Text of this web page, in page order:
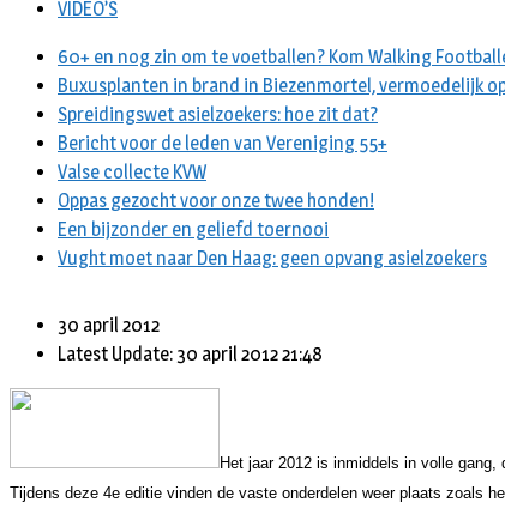
VIDEO’S
60+ en nog zin om te voetballen? Kom Walking
Buxusplanten in brand in Biezenmortel, vermoedelijk
Spreidingswet asielzoekers: hoe zit dat?
Bericht voor de leden van Vereniging 55+
Valse collecte KVW
Oppas gezocht voor onze twee honden!
Een bijzonder en geliefd toernooi
Vught moet naar Den Haag: geen opvang asielzoekers
30 april 2012
Latest Update: 30 april 2012 21:48
Het jaar 2012 is inmiddels in volle
Tijdens deze 4e editie vinden de vaste onderdelen weer plaats zoals